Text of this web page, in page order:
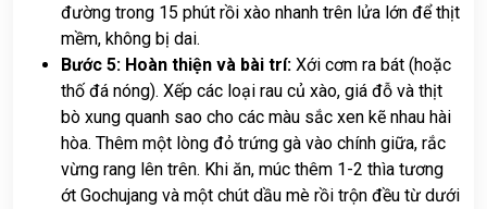
đường trong 15 phút rồi xào nhanh trên lửa lớn để thịt
mềm, không bị dai.
Bước 5: Hoàn thiện và bài trí: Xới cơm ra bát (hoặc
thố đá nóng). Xếp các loại rau củ xào, giá đỗ và thịt
bò xung quanh sao cho các màu sắc xen kẽ nhau hài
hòa. Thêm một lòng đỏ trứng gà vào chính giữa, rắc
vừng rang lên trên. Khi ăn, múc thêm 1-2 thìa tương
ớt Gochujang và một chút dầu mè rồi trộn đều từ dưới